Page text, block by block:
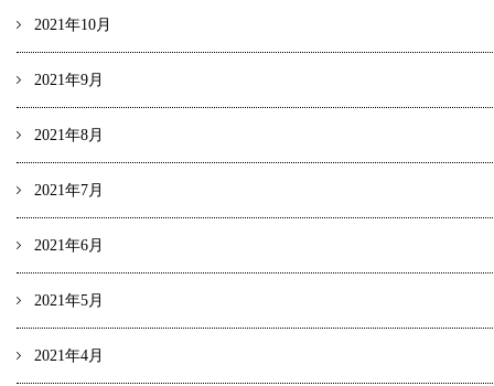
2021年10月
2021年9月
2021年8月
2021年7月
2021年6月
2021年5月
2021年4月